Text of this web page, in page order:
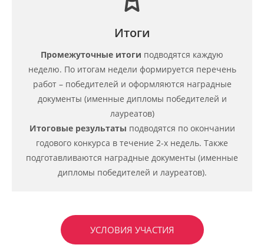
Итоги
Промежуточные итоги подводятся каждую
неделю. По итогам недели формируется перечень
работ – победителей и оформляются наградные
документы (именные дипломы победителей и
лауреатов)
Итоговые результаты подводятся по окончании
годового конкурса в течение 2-х недель. Также
подготавливаются наградные документы (именные
дипломы победителей и лауреатов).
УСЛОВИЯ УЧАСТИЯ